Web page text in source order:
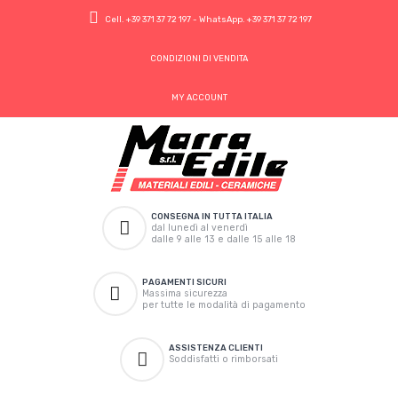
Cell. +39 371 37 72 197- WhatsApp. +39 371 37 72 197
CONDIZIONI DI VENDITA
MY ACCOUNT
CONSEGNA IN TUTTA ITALIA
dal lunedì al venerdì
dalle 9 alle 13 e dalle 15 alle 18
PAGAMENTI SICURI
Massima sicurezza
per tutte le modalità di pagamento
ASSISTENZA CLIENTI
Soddisfatti o rimborsati